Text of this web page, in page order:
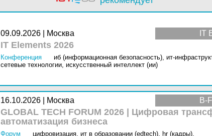
IT
09.09.2026 | Москва
IT Elements 2026
Конференция иб (информационная безопасность), ит-
сетевые технологии, искусственный интеллект (ии)
B-
16.10.2026 | Москва
GLOBAL TECH FORUM 2026 | Цифровая
автоматизация бизнеса
Форум цифровизация, ит в образовании (edtech), hr (кадры),